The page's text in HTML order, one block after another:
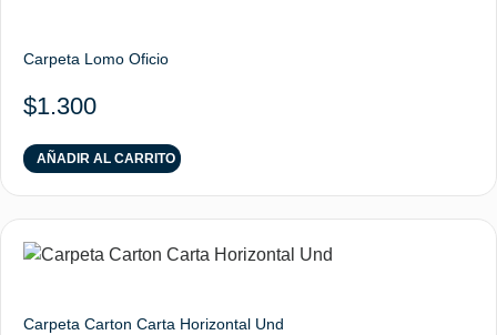
Carpeta Lomo Oficio
$1.300
AÑADIR AL CARRITO
Carpeta Carton Carta Horizontal Und